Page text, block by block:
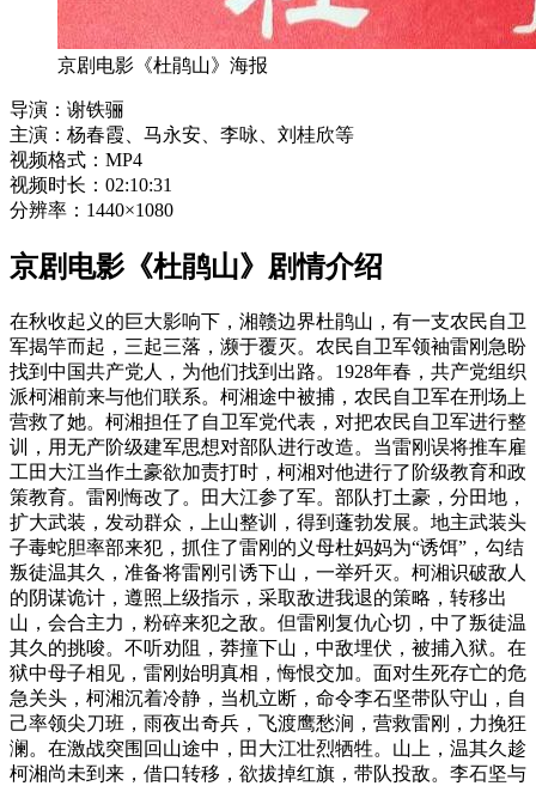
京剧电影《杜鹃山》海报
导演：谢铁骊
主演：杨春霞、马永安、李咏、刘桂欣等
视频格式：MP4
视频时长：02:10:31
分辨率：1440×1080
京剧电影《杜鹃山》剧情介绍
在秋收起义的巨大影响下，湘赣边界杜鹃山，有一支农民自卫
军揭竿而起，三起三落，濒于覆灭。农民自卫军领袖雷刚急盼
找到中国共产党人，为他们找到出路。1928年春，共产党组织
派柯湘前来与他们联系。柯湘途中被捕，农民自卫军在刑场上
营救了她。柯湘担任了自卫军党代表，对把农民自卫军进行整
训，用无产阶级建军思想对部队进行改造。当雷刚误将推车雇
工田大江当作土豪欲加责打时，柯湘对他进行了阶级教育和政
策教育。雷刚悔改了。田大江参了军。部队打土豪，分田地，
扩大武装，发动群众，上山整训，得到蓬勃发展。地主武装头
子毒蛇胆率部来犯，抓住了雷刚的义母杜妈妈为“诱饵”，勾结
叛徒温其久，准备将雷刚引诱下山，一举歼灭。柯湘识破敌人
的阴谋诡计，遵照上级指示，采取敌进我退的策略，转移出
山，会合主力，粉碎来犯之敌。但雷刚复仇心切，中了叛徒温
其久的挑唆。不听劝阻，莽撞下山，中敌埋伏，被捕入狱。在
狱中母子相见，雷刚始明真相，悔恨交加。面对生死存亡的危
急关头，柯湘沉着冷静，当机立断，命令李石坚带队守山，自
己率领尖刀班，雨夜出奇兵，飞渡鹰愁涧，营救雷刚，力挽狂
澜。在激战突围回山途中，田大江壮烈牺牲。山上，温其久趁
柯湘尚未到来，借口转移，欲拔掉红旗，带队投敌。李石坚与